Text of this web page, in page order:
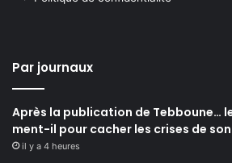
Par journaux
Après la publication de Tebboune…
ment-il pour cacher les crises de son
il y a 4 heures